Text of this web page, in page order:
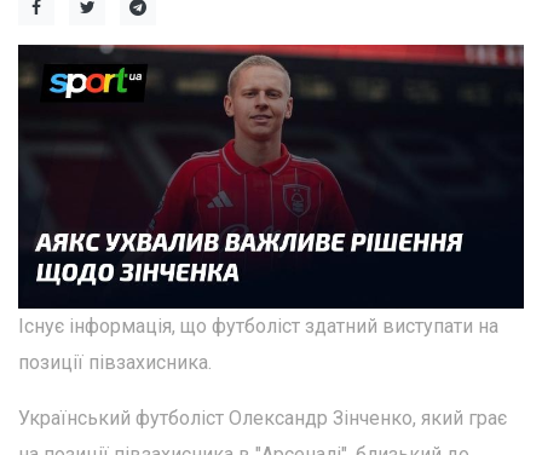
Існує інформація, що футболіст здатний виступати на
позиції півзахисника.
Український футболіст Олександр Зінченко, який грає